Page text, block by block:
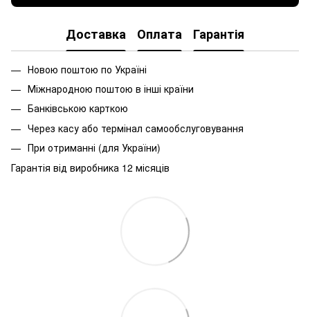
Доставка Оплата Гарантія
Новою поштою по Україні
Міжнародною поштою в інші країни
Банківською карткою
Через касу або термінал самообслуговування
При отриманні (для України)
Гарантія від виробника 12 місяців